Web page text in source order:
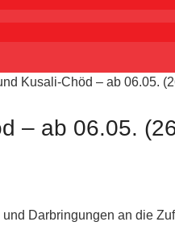
Kusali-Chöd – ab 06.05.
– ab 06.05.
Darbringungen an die